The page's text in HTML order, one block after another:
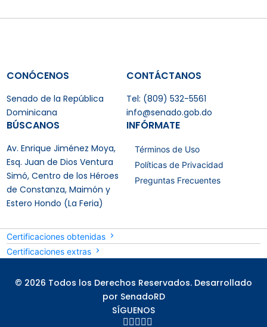
CONÓCENOS
Senado de la República
Dominicana
CONTÁCTANOS
Tel: (809) 532-5561
info@senado.gob.do
BÚSCANOS
Av. Enrique Jiménez Moya,
Esq. Juan de Dios Ventura
Simó, Centro de los Héroes
de Constanza, Maimón y
Estero Hondo (La Feria)
INFÓRMATE
Términos de Uso
Políticas de Privacidad
Preguntas Frecuentes
Certificaciones obtenidas
Certificaciones extras
© 2026 Todos los Derechos Reservados. Desarrollado
por SenadoRD
SÍGUENOS
    